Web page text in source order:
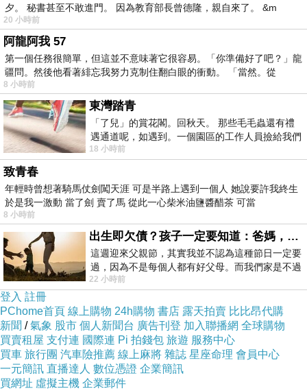
香烤節瓜和馬鈴薯，小孩子們的秒殺料理!
夕。 秘書甚至不敢進門。 因為教育部長曾德隆，親自來了。 &m
20 小時前
阿龍阿我 57
第一個任務很簡單，但這並不意味著它很容易。「你準備好了吧？」龍
疆問。然後他看著緋忘我努力克制住翻白眼的衝動。 「當然。從
8 小時前
東灣踏青
「了兒」的賞花閣。回秋天。 那些毛毛蟲還有禮
遇通道呢，如遇到。一個園區的工作人員撿給我們
細賞。
18 小時前
致青春
年輕時曾想著騎馬仗劍闖天涯 可是半路上遇到一個人 她說要許我終生
於是我一激動 當了劍 賣了馬 從此一心柴米油鹽醬醋茶 可當
8 小時前
出生即欠債？孩子一定要知道：爸媽，其實我不欠你們
這週迎來父親節，其實我並不認為這種節日一定要
過，因為不是每個人都有好父母。而我們家是不過
節的，平時也沒什麼儀式感，生活趨近冷
22 小時前
登入 註冊
PChome首頁 線上購物 24h購物 書店 露天拍賣 比比昂代購
新聞 /氣象 股市 個人新聞台 廣告刊登 加入聯播網 全球購物
買賣租屋 支付連 國際連 Pi 拍錢包 旅遊 服務中心
買車 旅行團 汽車險推薦 線上麻將 雜誌 星座命理 會員中心
一元簡訊 直播達人 數位憑證 企業簡訊
買網址 虛擬主機 企業郵件